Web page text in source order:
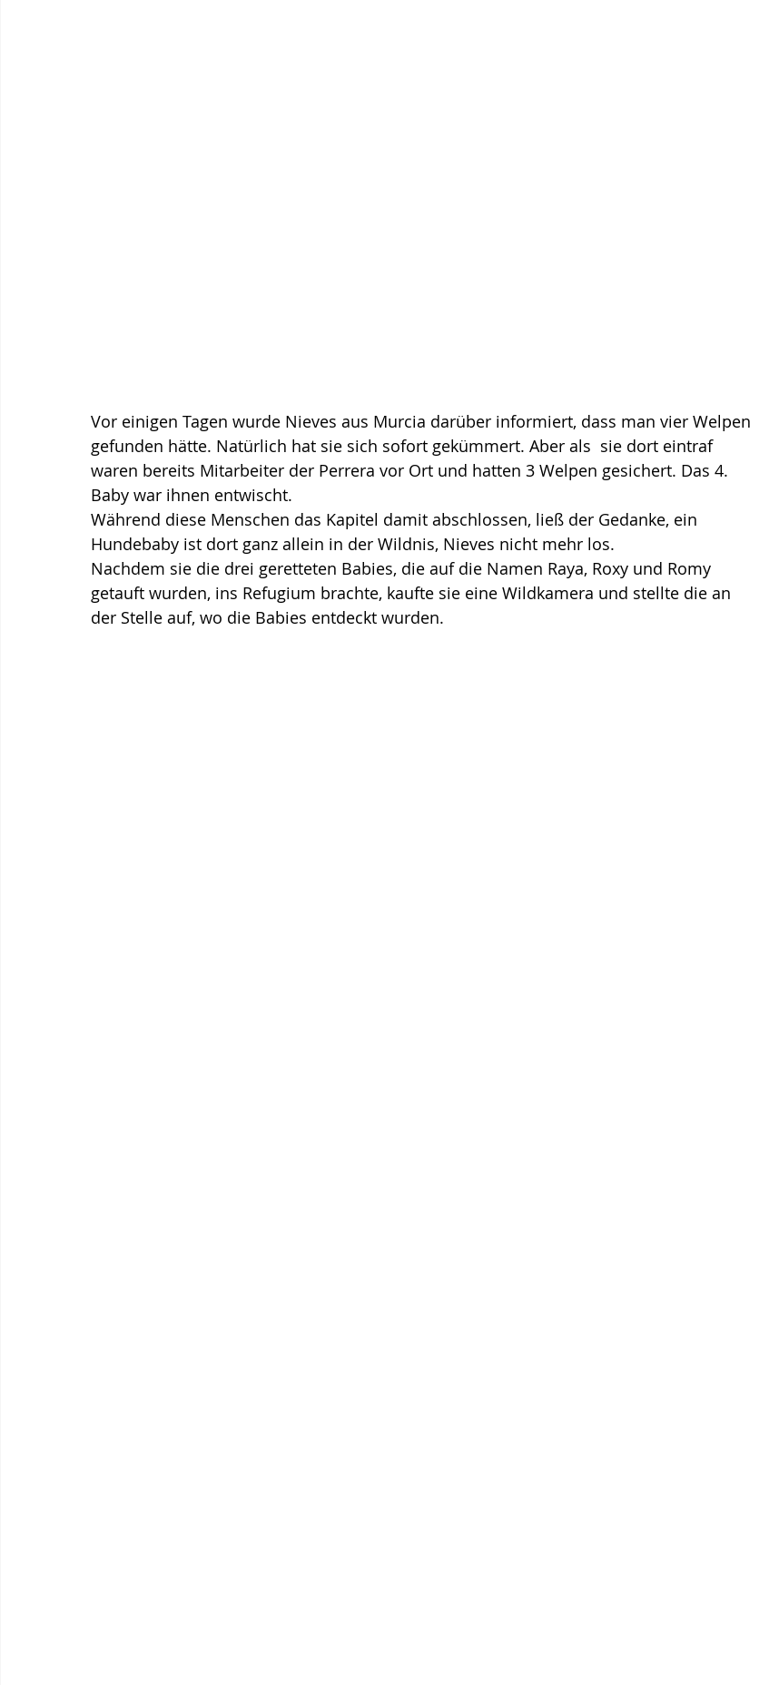
Vor einigen Tagen wurde Nieves aus Murcia darüber informiert, dass man vier Welpen
gefunden hätte. Natürlich hat sie sich sofort gekümmert. Aber als  sie dort eintraf
waren bereits Mitarbeiter der Perrera vor Ort und hatten 3 Welpen gesichert. Das 4.
Baby war ihnen entwischt.
Während diese Menschen das Kapitel damit abschlossen, ließ der Gedanke, ein
Hundebaby ist dort ganz allein in der Wildnis, Nieves nicht mehr los.
Nachdem sie die drei geretteten Babies, die auf die Namen Raya, Roxy und Romy
getauft wurden, ins Refugium brachte, kaufte sie eine Wildkamera und stellte die an
der Stelle auf, wo die Babies entdeckt wurden.